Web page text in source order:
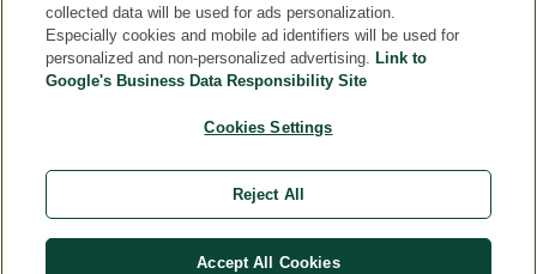
© Weleda 2026
collected data will be used for ads personalization.
Especially cookies and mobile ad identifiers will be used for
personalized and non-personalized advertising. Link to
Google's Business Data Responsibility Site
Cookies Settings
Reject All
Accept All Cookies